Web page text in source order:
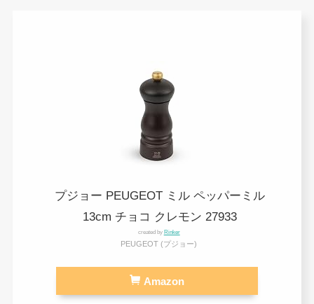
プジョー PEUGEOT ミル ペッパーミル
13cm チョコ クレモン 27933
created by Rinker
PEUGEOT (プジョー)
Amazon